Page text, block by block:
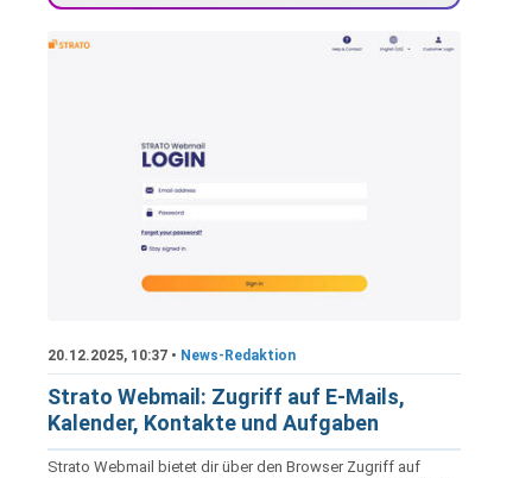
20.12.2025, 10:37 • News-Redaktion
Strato Webmail: Zugriff auf E-Mails,
Kalender, Kontakte und Aufgaben
Strato Webmail bietet dir über den Browser Zugriff auf